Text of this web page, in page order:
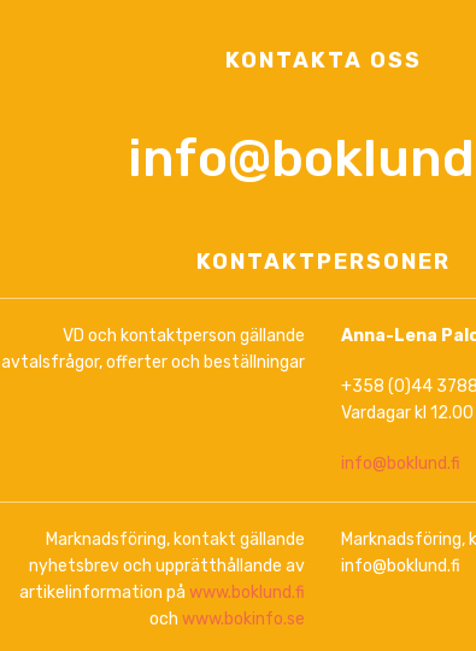
KONTAKTA OSS
KONTAKTPERSONER
VD och kontaktperson gällande
avtalsfrågor, offerter och beställningar
Anna-Lena
+358 (0)44
Vardagar kl
info@boklund.fi
Marknadsföring, kontakt gällande
nyhetsbrev och upprätthållande av
artikelinformation på www.boklund.fi
och www.bokinfo.se
Marknadsföring,
info@boklund.fi